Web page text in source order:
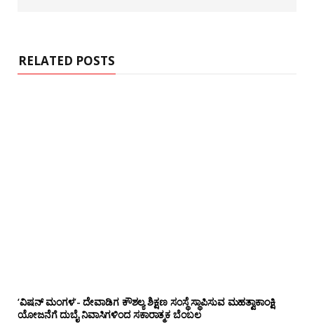
RELATED POSTS
‘ವಿಷನ್ ಮಂಗಳ’- ದೇವಾಡಿಗ ಕೌಶಲ್ಯ ಶಿಕ್ಷಣ ಸಂಸ್ಥೆ ಸ್ಥಾಪಿಸುವ ಮಹತ್ವಾಕಾಂಕ್ಷಿ
ಯೋಜನೆಗೆ ದುಬೈ ನಿವಾಸಿಗಳಿಂದ ಸಕಾರಾತ್ಮಕ ಬೆಂಬಲ